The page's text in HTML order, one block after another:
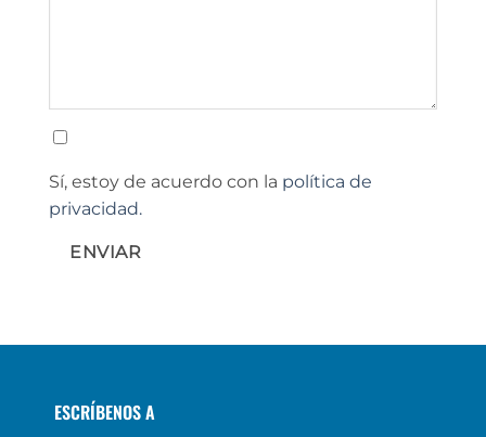
Sí, estoy de acuerdo con la política de
privacidad.
ENVIAR
ESCRÍBENOS A